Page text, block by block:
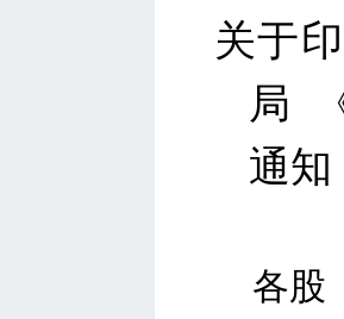
关于
局
通知
各股